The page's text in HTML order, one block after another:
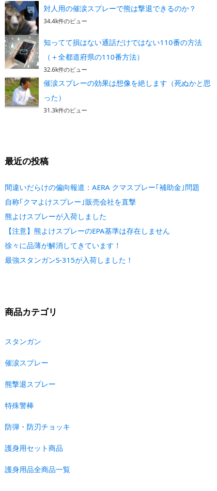
対人用の催涙スプレーで熊は撃退できるのか？
34.4k件のビュー
知ってて損はない通話だけではない110番の方法
（＋全都道府県の110番方法）
32.6k件のビュー
催涙スプレーの効果は想像を絶します（死ぬかと思
った）
31.3k件のビュー
最近の投稿
間違いだらけの偏向報道：AERA クマスプレー｢補助金｣問題
自称｢クマよけスプレー｣販売会社を直撃
熊よけスプレーが入荷しました
【注意】熊よけスプレーのEPA基準は存在しません
徐々に品薄が解消してきています！
最強スタンガンS-315が入荷しました！
商品カテゴリ
スタンガン
催涙スプレー
熊撃退スプレー
特殊警棒
防弾・防刃チョッキ
護身用セット商品
護身用品全商品一覧